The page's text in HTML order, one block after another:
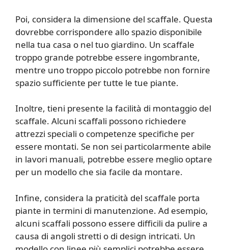
Poi, considera la dimensione del scaffale. Questa
dovrebbe corrispondere allo spazio disponibile
nella tua casa o nel tuo giardino. Un scaffale
troppo grande potrebbe essere ingombrante,
mentre uno troppo piccolo potrebbe non fornire
spazio sufficiente per tutte le tue piante.
Inoltre, tieni presente la facilità di montaggio del
scaffale. Alcuni scaffali possono richiedere
attrezzi speciali o competenze specifiche per
essere montati. Se non sei particolarmente abile
in lavori manuali, potrebbe essere meglio optare
per un modello che sia facile da montare.
Infine, considera la praticità del scaffale porta
piante in termini di manutenzione. Ad esempio,
alcuni scaffali possono essere difficili da pulire a
causa di angoli stretti o di design intricati. Un